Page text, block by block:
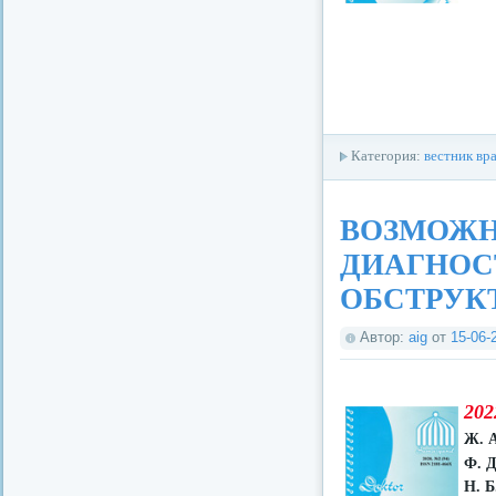
Категория: вестник
Автор: aig от 15-06-
Ж.
Ф.
Н.